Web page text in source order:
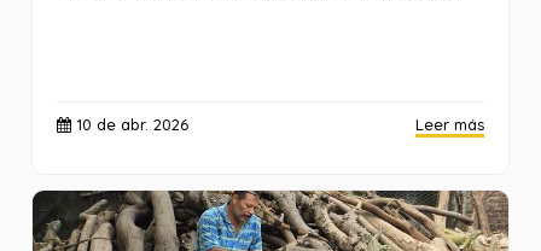
10 de abr. 2026 Leer más